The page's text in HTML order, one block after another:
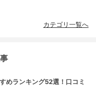
カテゴリ一覧へ
めランキング52選！口コミ